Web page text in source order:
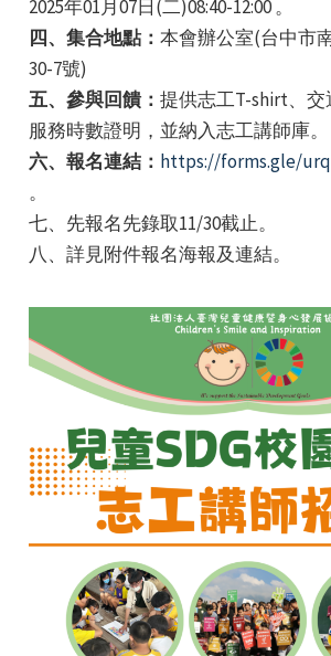
2025年01月07日(二)08:40-12:00 。
四、集合地點： 本會辦公室(台中市
30-7號)
五、參與回饋： 提供志工T-shirt、交
服務時數證明，並納入志工講師庫。
六、報名連結： https://forms.gle/
。
七、先報名先錄取11/30截止。
八、詳見附件報名海報及連結。